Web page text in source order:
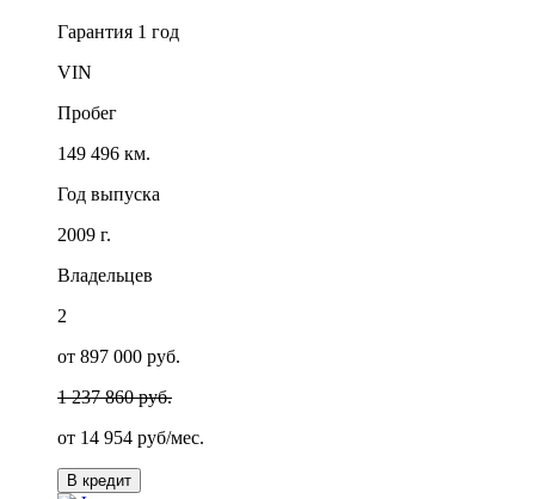
Гарантия 1 год
VIN
Пробег
149 496 км.
Год выпуска
2009 г.
Владельцев
2
от 897 000 руб.
1 237 860 руб.
от 14 954 руб/мес.
В кредит